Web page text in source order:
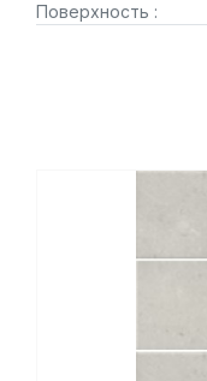
Поверхность :